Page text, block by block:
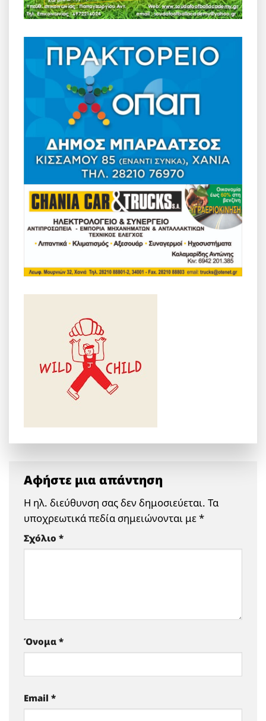
Αφήστε μια απάντηση
Η ηλ. διεύθυνση σας δεν δημοσιεύεται. Τα
υποχρεωτικά πεδία σημειώνονται με*
Σχόλιο *
Όνομα *
Email *